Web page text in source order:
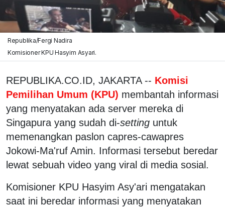
Republika/Fergi Nadira
Komisioner KPU Hasyim Asyari.
REPUBLIKA.CO.ID, JAKARTA -- Komisi
Pemilihan Umum (KPU) membantah informasi
yang menyatakan ada server mereka di
Singapura yang sudah di-setting untuk
memenangkan paslon capres-cawapres
Jokowi-Ma'ruf Amin. Informasi tersebut beredar
lewat sebuah video yang viral di media sosial.
Komisioner KPU Hasyim Asy'ari mengatakan
saat ini beredar informasi yang menyatakan